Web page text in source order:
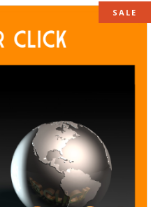
SALE